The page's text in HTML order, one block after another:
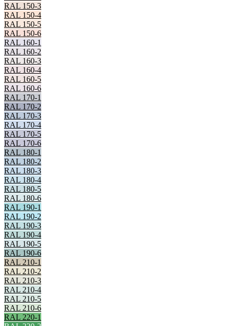
RAL 150-3
RAL 150-4
RAL 150-5
RAL 150-6
RAL 160-1
RAL 160-2
RAL 160-3
RAL 160-4
RAL 160-5
RAL 160-6
RAL 170-1
RAL 170-2
RAL 170-3
RAL 170-4
RAL 170-5
RAL 170-6
RAL 180-1
RAL 180-2
RAL 180-3
RAL 180-4
RAL 180-5
RAL 180-6
RAL 190-1
RAL 190-2
RAL 190-3
RAL 190-4
RAL 190-5
RAL 190-6
RAL 210-1
RAL 210-2
RAL 210-3
RAL 210-4
RAL 210-5
RAL 210-6
RAL 220-1